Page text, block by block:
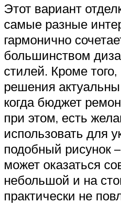
Этот вариант
самые разные
гармонично
большинством
стилей. Кроме
решения
когда бюджет
при этом, есть
использовать для
подобный рисунок
может оказаться
небольшой и на
практически не